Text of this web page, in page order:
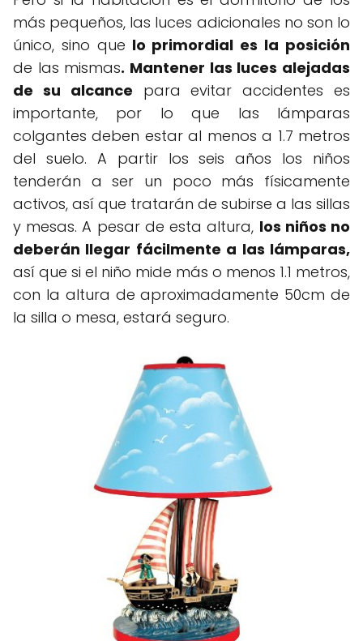
más pequeños, las luces adicionales no son lo
único, sino que lo primordial es la posición
de las mismas. Mantener las luces alejadas
de su alcance para evitar accidentes es
importante, por lo que las lámparas
colgantes deben estar al menos a 1.7 metros
del suelo. A partir los seis años los niños
tenderán a ser un poco más físicamente
activos, así que tratarán de subirse a las sillas
y mesas. A pesar de esta altura, los niños no
deberán llegar fácilmente a las lámparas,
así que si el niño mide más o menos 1.1 metros,
con la altura de aproximadamente 50cm de
la silla o mesa, estará seguro.